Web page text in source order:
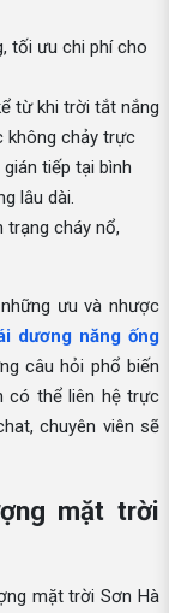
tối ưu chi phí cho
từ khi trời tắt nắng
không chảy trực
tiếp tại bình
lâu dài.
trạng cháy nổ,
ưu và nhược
dương năng ống
câu hỏi phổ biến
có thể liên hệ trực
chuyên viên sẽ
mặt trời
mặt trời Sơn Hà